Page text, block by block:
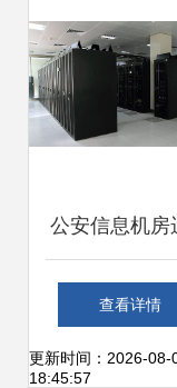
信息系统运行
服务
公安信息机房
维护系统解决
设备状态实时
查看详情
更新时间：2026-08-
18:45:57